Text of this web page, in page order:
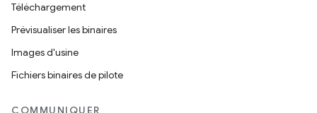
Téléchargement
Prévisualiser les binaires
Images d'usine
Fichiers binaires de pilote
COMMUNIQUER